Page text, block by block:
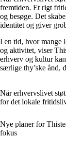
fremtiden. Et rigt
og besøge. Det
identitet og giver
I en tid, hvor mange
og aktivitet, viser
erhverv og kultur
særlige thy’ske ånd,
Når erhvervslivet
for det lokale
Nye planer for
fokus